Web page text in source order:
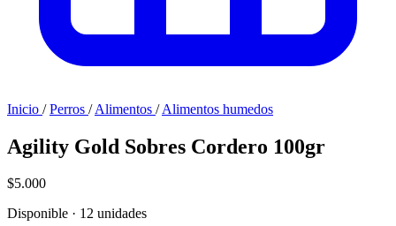
Inicio / Perros / Alimentos / Alimentos humedos
Agility Gold Sobres Cordero 100gr
$5.000
Disponible · 12 unidades